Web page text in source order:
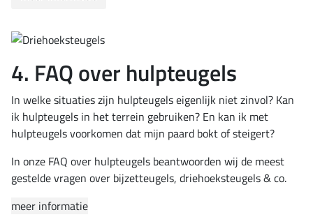
4. FAQ over hulpteugels
In welke situaties zijn hulpteugels eigenlijk niet zinvol? Kan
ik hulpteugels in het terrein gebruiken? En kan ik met
hulpteugels voorkomen dat mijn paard bokt of steigert?
In onze FAQ over hulpteugels beantwoorden wij de meest
gestelde vragen over bijzetteugels, driehoeksteugels & co.
meer informatie